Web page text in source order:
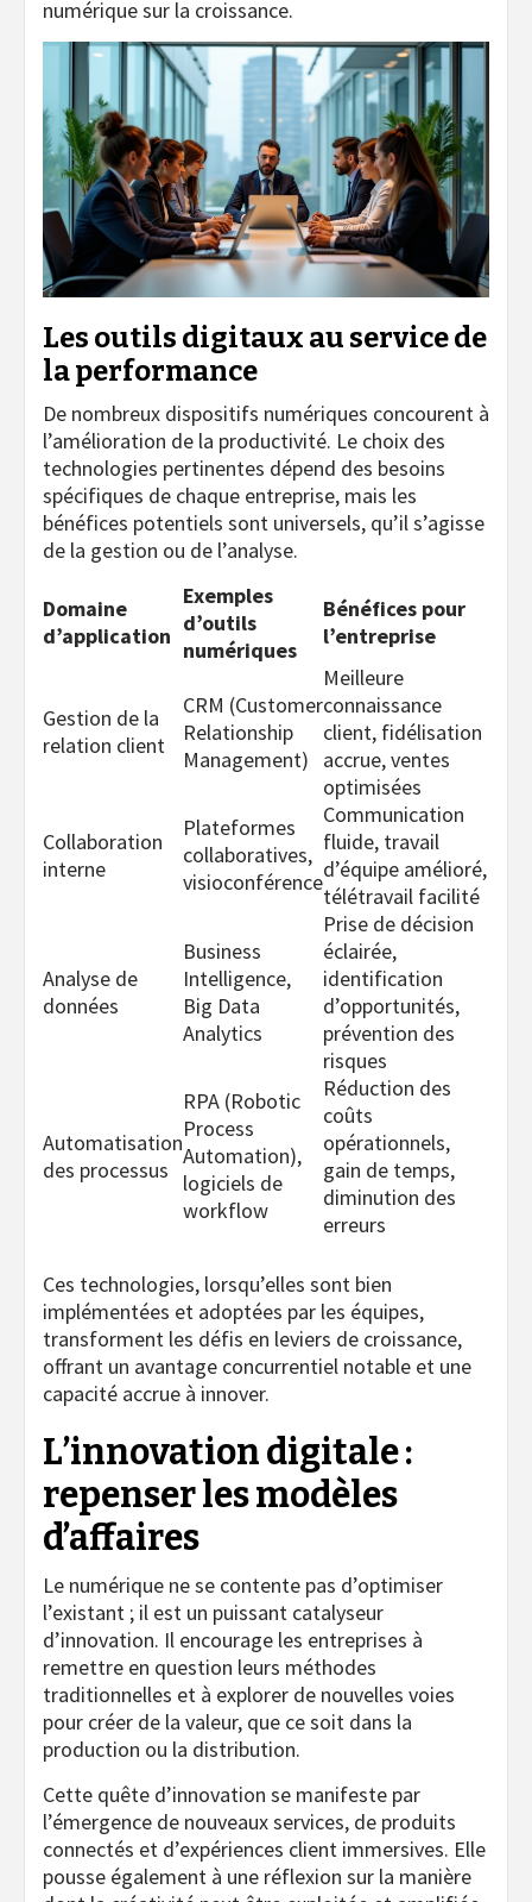
numérique sur la croissance.
Les outils digitaux au service de
la performance
De nombreux dispositifs numériques concourent à
l’amélioration de la productivité. Le choix des
technologies pertinentes dépend des besoins
spécifiques de chaque entreprise, mais les
bénéfices potentiels sont universels, qu’il s’agisse
de la gestion ou de l’analyse.
Domaine
d’application
Exemples
d’outils
numériques
Bénéfices pour
l’entreprise
Gestion de la
relation client
CRM (Customer
Relationship
Management)
Meilleure
connaissance
client, fidélisation
accrue, ventes
optimisées
Collaboration
interne
Plateformes
collaboratives,
visioconférence
Communication
fluide, travail
d’équipe amélioré,
télétravail facilité
Analyse de
données
Business
Intelligence,
Big Data
Analytics
Prise de décision
éclairée,
identification
d’opportunités,
prévention des
risques
Automatisation
des processus
RPA (Robotic
Process
Automation),
logiciels de
workflow
Réduction des
coûts
opérationnels,
gain de temps,
diminution des
erreurs
Ces technologies, lorsqu’elles sont bien
implémentées et adoptées par les équipes,
transforment les défis en leviers de croissance,
offrant un avantage concurrentiel notable et une
capacité accrue à innover.
L’innovation digitale :
repenser les modèles
d’affaires
Le numérique ne se contente pas d’optimiser
l’existant ; il est un puissant catalyseur
d’innovation. Il encourage les entreprises à
remettre en question leurs méthodes
traditionnelles et à explorer de nouvelles voies
pour créer de la valeur, que ce soit dans la
production ou la distribution.
Cette quête d’innovation se manifeste par
l’émergence de nouveaux services, de produits
connectés et d’expériences client immersives. Elle
pousse également à une réflexion sur la manière